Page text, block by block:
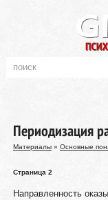
Периодизация
Материалы» Основные
Страница 2
Направленность